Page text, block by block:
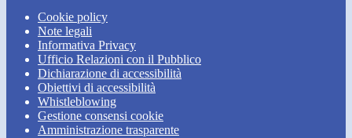
Cookie policy
Note legali
Informativa Privacy
Ufficio Relazioni con il Pubblico
Dichiarazione di accessibilità
Obiettivi di accessibilità
Whistleblowing
Gestione consensi cookie
Amministrazione trasparente